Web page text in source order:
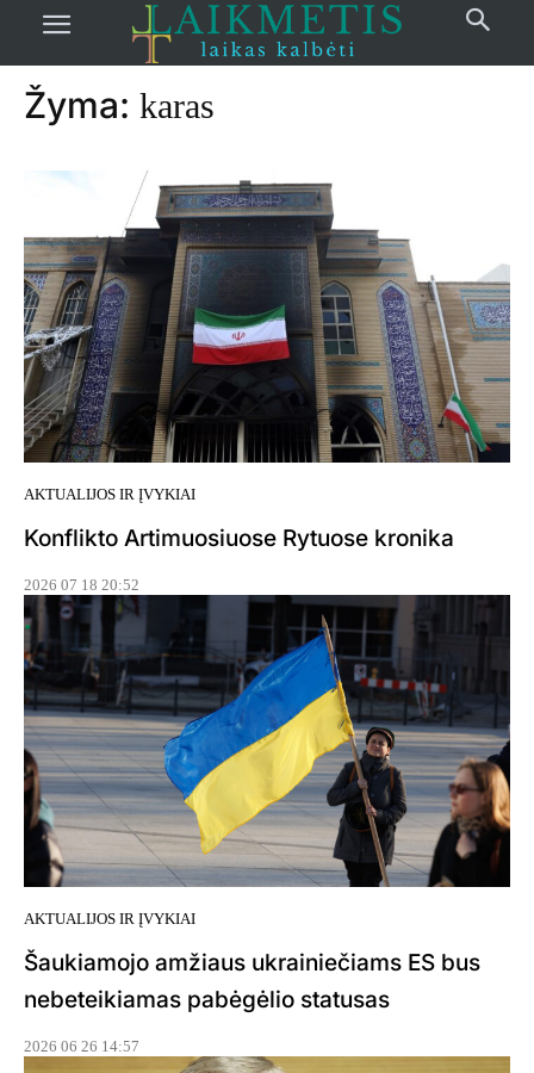
žymos Karas
Žyma: karas
AKTUALIJOS IR ĮVYKIAI
Konflikto Artimuosiuose Rytuose kronika
2026 07 18 20:52
AKTUALIJOS IR ĮVYKIAI
Šaukiamojo amžiaus ukrainiečiams ES bus
nebeteikiamas pabėgėlio statusas
2026 06 26 14:57